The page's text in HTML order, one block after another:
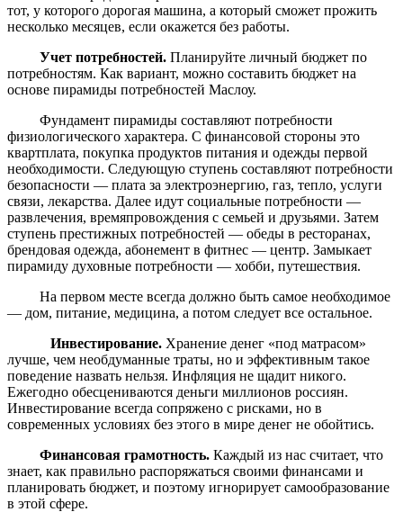
тот, у которого дорогая машина, а который сможет прожить
несколько месяцев, если окажется без работы.
Учет потребностей. Планируйте личный бюджет по
потребностям. Как вариант, можно составить бюджет на
основе пирамиды потребностей Маслоу.
Фундамент пирамиды составляют потребности
физиологического характера. С финансовой стороны это
квартплата, покупка продуктов питания и одежды первой
необходимости. Следующую ступень составляют потребности
безопасности — плата за электроэнергию, газ, тепло, услуги
связи, лекарства. Далее идут социальные потребности —
развлечения, времяпровождения с семьей и друзьями. Затем
ступень престижных потребностей — обеды в ресторанах,
брендовая одежда, абонемент в фитнес — центр. Замыкает
пирамиду духовные потребности — хобби, путешествия.
На первом месте всегда должно быть самое необходимое
— дом, питание, медицина, а потом следует все остальное.
Инвестирование. Хранение денег «под матрасом»
лучше, чем необдуманные траты, но и эффективным такое
поведение назвать нельзя. Инфляция не щадит никого.
Ежегодно обесцениваются деньги миллионов россиян.
Инвестирование всегда сопряжено с рисками, но в
современных условиях без этого в мире денег не обойтись.
Финансовая грамотность. Каждый из нас считает, что
знает, как правильно распоряжаться своими финансами и
планировать бюджет, и поэтому игнорирует самообразование
в этой сфере.